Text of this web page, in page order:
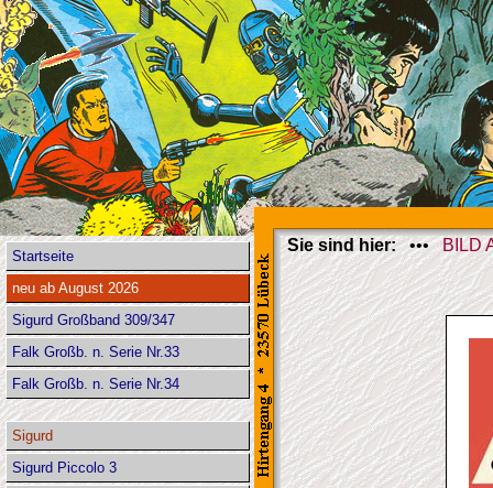
Startseite
neu ab August 2026
Sigurd Großband 309/347
Falk Großb. n. Serie Nr.33
Falk Großb. n. Serie Nr.34
Sigurd
Sigurd Piccolo 3
Sie sind hier:•••BILD